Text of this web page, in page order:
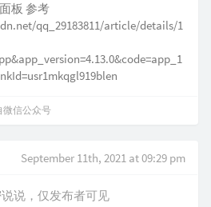
板 参考
qq_29183811/article/details/1
微信公众号
September 11th, 2021 at 09:29 pm
说，仅发布者可见